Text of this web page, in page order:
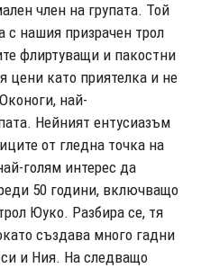
член на групата. Той
с нашия призрачен трол
флиртуващи и пакостни
цени като приятелка и не
най-
Нейният ентусиазъм
от гледна точка на
голям интерес да
50 години, включващо
Юуко. Разбира се, тя
създава много гадни
и Ния. На следващо